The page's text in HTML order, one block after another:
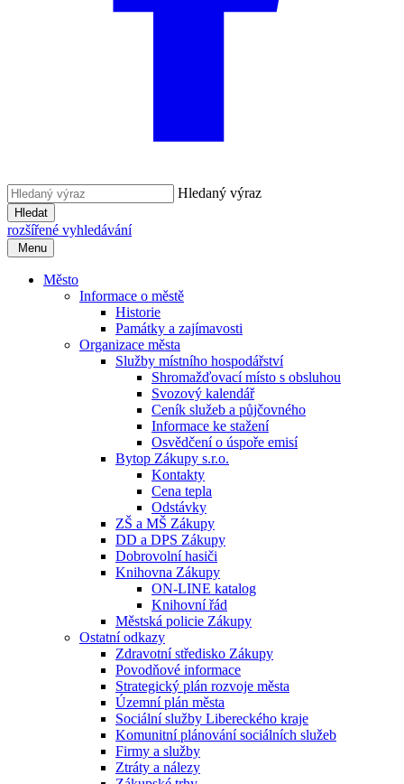
Hledaný výraz
Hledat
rozšířené vyhledávání
Menu
Město
Informace o městě
Historie
Památky a zajímavosti
Organizace města
Služby místního hospodářství
Shromažďovací místo s obsluhou
Svozový kalendář
Ceník služeb a půjčovného
Informace ke stažení
Osvědčení o úspoře emisí
Bytop Zákupy s.r.o.
Kontakty
Cena tepla
Odstávky
ZŠ a MŠ Zákupy
DD a DPS Zákupy
Dobrovolní hasiči
Knihovna Zákupy
ON-LINE katalog
Knihovní řád
Městská policie Zákupy
Ostatní odkazy
Zdravotní středisko Zákupy
Povodňové informace
Strategický plán rozvoje města
Územní plán města
Sociální služby Libereckého kraje
Komunitní plánování sociálních služeb
Firmy a služby
Ztráty a nálezy